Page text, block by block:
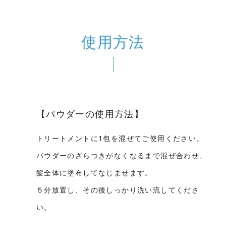
使用方法
【パウダーの使用方法】
トリートメントに1包を混ぜてご使⽤ください。
パウダーのざらつきがなくなるまで混ぜ合わせ、
髪全体に塗布してなじませます。
５分放置し、その後しっかり洗い流してくださ
い。